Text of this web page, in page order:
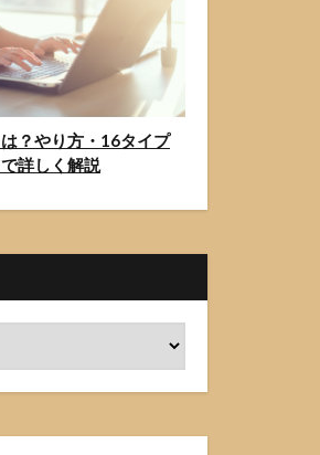
？やり方・16タイプ
詳しく解説